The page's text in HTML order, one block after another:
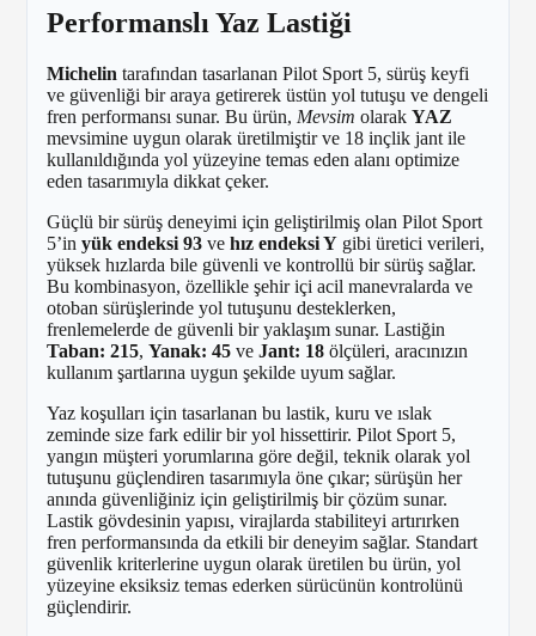
Performanslı Yaz Lastiği
Michelin tarafından tasarlanan Pilot Sport 5, sürüş keyfi
ve güvenliği bir araya getirerek üstün yol tutuşu ve dengeli
fren performansı sunar. Bu ürün, Mevsim olarak YAZ
mevsimine uygun olarak üretilmiştir ve 18 inçlik jant ile
kullanıldığında yol yüzeyine temas eden alanı optimize
eden tasarımıyla dikkat çeker.
Güçlü bir sürüş deneyimi için geliştirilmiş olan Pilot Sport
5’in yük endeksi 93 ve hız endeksi Y gibi üretici verileri,
yüksek hızlarda bile güvenli ve kontrollü bir sürüş sağlar.
Bu kombinasyon, özellikle şehir içi acil manevralarda ve
otoban sürüşlerinde yol tutuşunu desteklerken,
frenlemelerde de güvenli bir yaklaşım sunar. Lastiğin
Taban: 215, Yanak: 45 ve Jant: 18 ölçüleri, aracınızın
kullanım şartlarına uygun şekilde uyum sağlar.
Yaz koşulları için tasarlanan bu lastik, kuru ve ıslak
zeminde size fark edilir bir yol hissettirir. Pilot Sport 5,
yangın müşteri yorumlarına göre değil, teknik olarak yol
tutuşunu güçlendiren tasarımıyla öne çıkar; sürüşün her
anında güvenliğiniz için geliştirilmiş bir çözüm sunar.
Lastik gövdesinin yapısı, virajlarda stabiliteyi artırırken
fren performansında da etkili bir deneyim sağlar. Standart
güvenlik kriterlerine uygun olarak üretilen bu ürün, yol
yüzeyine eksiksiz temas ederken sürücünün kontrolünü
güçlendirir.